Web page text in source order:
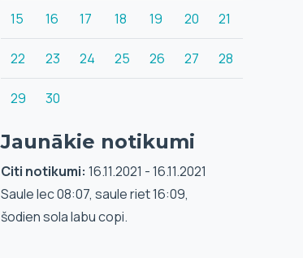
15 16 17 18 19 20 21
22 23 24 25 26 27 28
29 30
Jaunākie notikumi
Citi notikumi: 16.11.2021 - 16.11.2021
Saule lec 08:07, saule riet 16:09,
šodien sola labu copi.